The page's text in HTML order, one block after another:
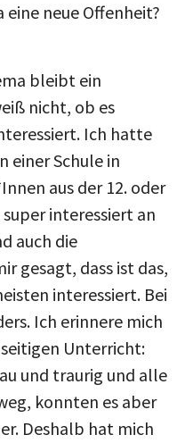
eine neue Offenheit?
bleibt ein
nicht, ob es
Ich hatte
einer Schule in
aus der 12. oder
super interessiert an
auch die
gesagt, dass ist das,
interessiert. Bei
Ich erinnere mich
Unterricht:
und traurig und alle
konnten es aber
Deshalb hat mich